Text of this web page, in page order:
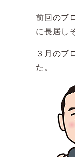
前回のブ
に長居し
３月のブ
た。